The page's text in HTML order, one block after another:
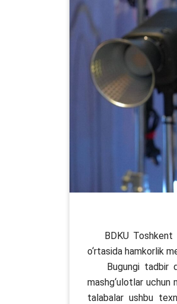
BDKU Toshkent
o‘rtasida hamkorlik
Bugungi tadbir
mashg‘ulotlar
talabalar ushbu